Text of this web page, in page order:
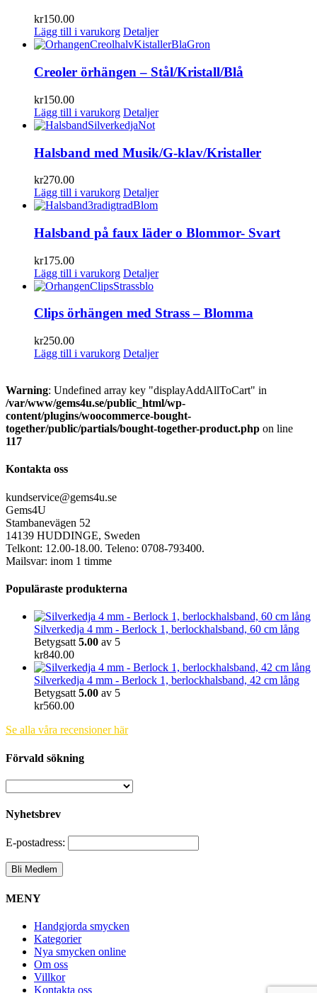
kr150.00
Lägg till i varukorg Detaljer
Creoler örhängen – Stål/Kristall/Blå
kr150.00
Lägg till i varukorg Detaljer
Halsband med Musik/G-klav/Kristaller
kr270.00
Lägg till i varukorg Detaljer
Halsband på faux läder o Blommor- Svart
kr175.00
Lägg till i varukorg Detaljer
Clips örhängen med Strass – Blomma
kr250.00
Lägg till i varukorg Detaljer
Warning: Undefined array key "displayAddAllToCart" in
/var/www/gems4u.se/public_html/wp-
content/plugins/woocommerce-bought-
together/public/partials/bought-together-product.php on line
117
Kontakta oss
kundservice@gems4u.se
Gems4U
Stambanevägen 52
14139 HUDDINGE, Sweden
Telkont: 12.00-18.00. Teleno: 0708-793400.
Mailsvar: inom 1 timme
Populäraste produkterna
Silverkedja 4 mm - Berlock 1, berlockhalsband, 60 cm lång
Betygsatt 5.00 av 5
kr840.00
Silverkedja 4 mm - Berlock 1, berlockhalsband, 42 cm lång
Betygsatt 5.00 av 5
kr560.00
Se alla våra recensioner här
Förvald sökning
Nyhetsbrev
E-postadress:
MENY
Handgjorda smycken
Kategorier
Nya smycken online
Om oss
Villkor
Kontakta oss